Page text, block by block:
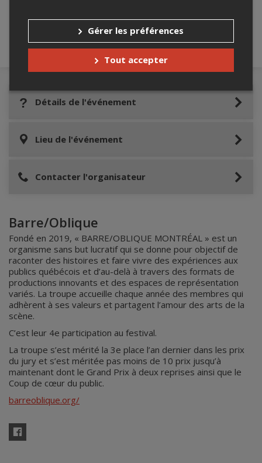
Détails de l'événement
Lieu de l'événement
Contacter l'organisateur
Barre/Oblique
Fondé en 2019, « BARRE/OBLIQUE MONTRÉAL » est un
organisme sans but lucratif qui se donne pour objectif de
raconter des histoires et faire vivre des expériences aux
publics québécois et d’au-delà à travers des formats de
productions innovants et des espaces de représentation
variés. La troupe accueille chaque année des membres qui
adhèrent à ses valeurs et partagent l’amour des arts de la
scène.
C’est leur 4e participation au festival.
La troupe s’est mérité la 3e place l’an dernier dans les prix
du jury et s’est méritée pas moins de 10 prix jusqu’à
maintenant dont le Grand Prix à deux reprises ainsi que le
Coup de cœur du public.
barreoblique.org/
Gérer les préférences
Tout accepter